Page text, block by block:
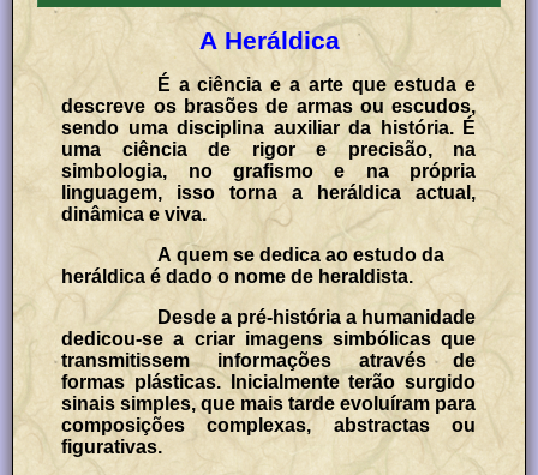
A Heráldica
É a ciência e a arte que estuda e
descreve os brasões de armas ou escudos,
sendo uma disciplina auxiliar da história. É
uma ciência de rigor e precisão, na
simbologia, no grafismo e na própria
linguagem, isso torna a heráldica actual,
dinâmica e viva.
A quem se dedica ao estudo da
heráldica é dado o nome de heraldista.
Desde a pré-história a humanidade
dedicou-se a criar imagens simbólicas que
transmitissem informações através de
formas plásticas. Inicialmente terão surgido
sinais simples, que mais tarde evoluíram para
composições complexas, abstractas ou
figurativas.